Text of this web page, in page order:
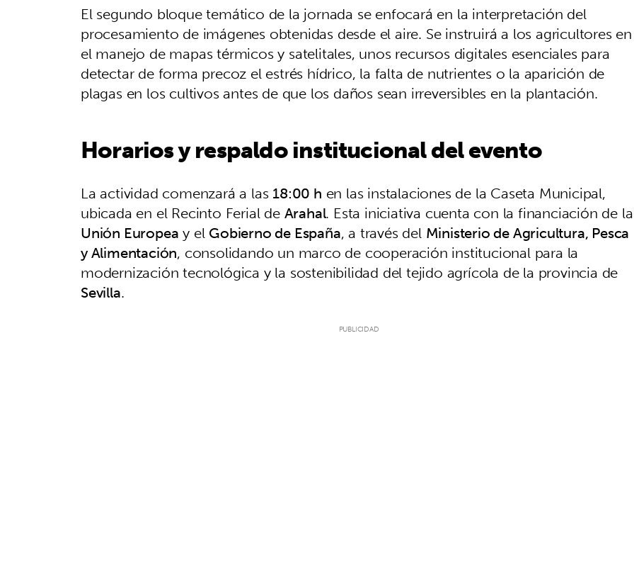
El segundo bloque temático de la jornada se enfocará en la interpretación del
procesamiento de imágenes obtenidas desde el aire. Se instruirá a los agricultores en
el manejo de mapas térmicos y satelitales, unos recursos digitales esenciales para
detectar de forma precoz el estrés hídrico, la falta de nutrientes o la aparición de
plagas en los cultivos antes de que los daños sean irreversibles en la plantación.
Horarios y respaldo institucional del evento
La actividad comenzará a las18:00 h en las instalaciones de la Caseta Municipal,
ubicada en el Recinto Ferial deArahal. Esta iniciativa cuenta con la financiación de la
Unión Europeay elGobierno de España, a través del Ministerio de Agricultura, Pesca
y Alimentación, consolidando un marco de cooperación institucional para la
modernización tecnológica y la sostenibilidad del tejido agrícola de la provincia de
Sevilla.